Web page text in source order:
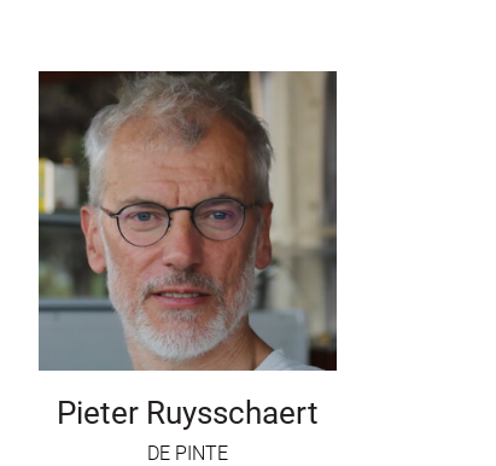
Pieter Ruysschaert
DE PINTE